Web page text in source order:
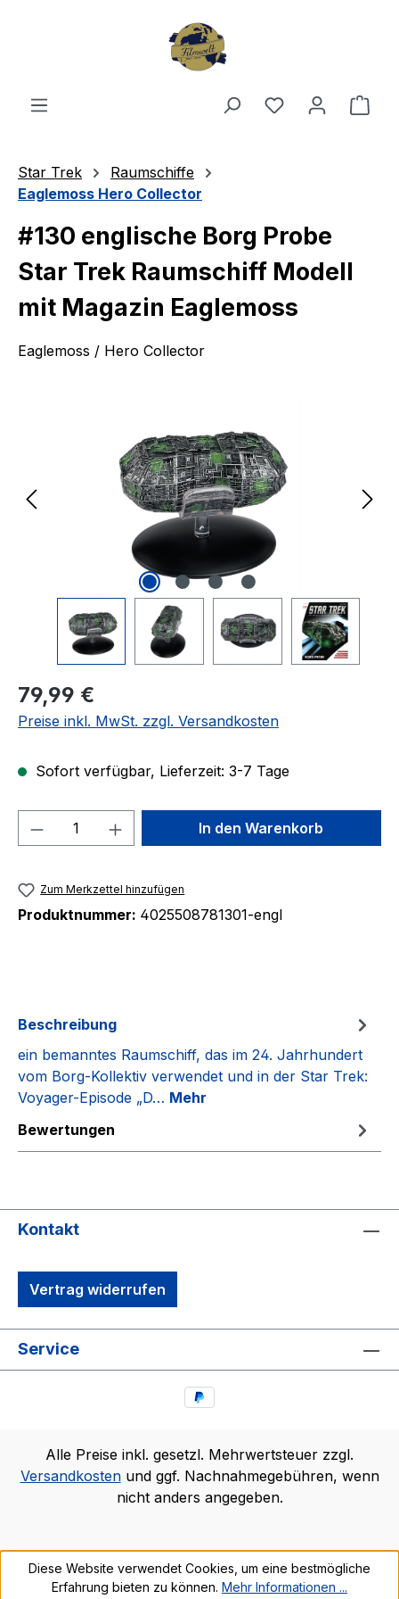
Du hast 0
Star Trek
Raumschiffe
Eaglemoss Hero Collector
#130 englische Borg Probe
Star Trek Raumschiff Modell
mit Magazin Eaglemoss
Eaglemoss / Hero Collector
Regulärer Preis:
79,99 €
Preise inkl. MwSt. zzgl. Versandkosten
Sofort verfügbar, Lieferzeit: 3-7 Tage
Produkt Anzahl: Gib denIn den Warenkorb
Zum Merkzettel hinzufügen
Produktnummer: 4025508781301-engl
Beschreibung
ein bemanntes Raumschiff, das im 24. Jahrhundert
vom Borg-Kollektiv verwendet und in der Star Trek:
Voyager-Episode „D… Mehr
Bewertungen
Kontakt
Vertrag widerrufen
Service
Alle Preise inkl. gesetzl. Mehrwertsteuer zzgl.
Versandkostenund ggf. Nachnahmegebühren, wenn
nicht anders angegeben.
Diese Website verwendet Cookies, um eine bestmögliche
Erfahrung bieten zu können. Mehr Informationen ...